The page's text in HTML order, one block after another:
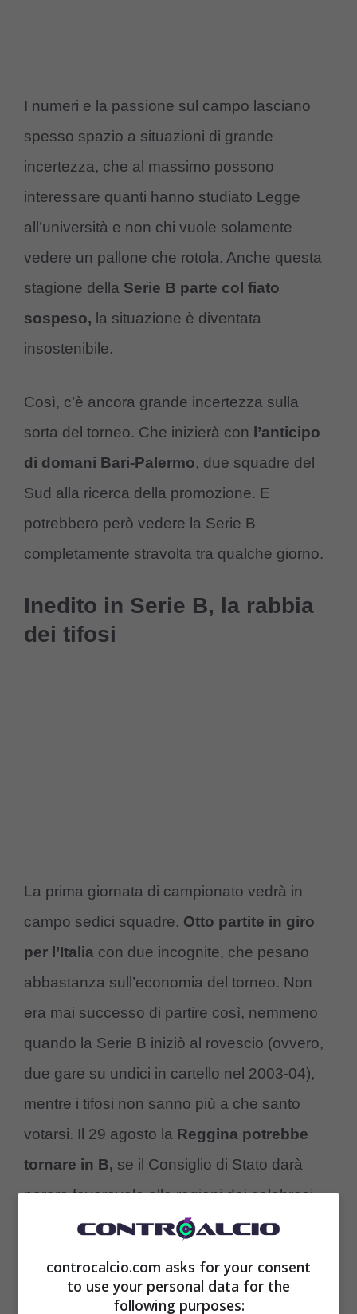
I numeri e la passione sul campo lasciano
spesso spazio a situazioni di grande
incertezza, che al massimo possono
interessare quanti hanno studiato Legge
all’università e non chi vuole solamente
vedere un pallone che rotola. Anche questa
stagione della Serie B parte col fiato
sospeso, la situazione è diventata
insostenibile.
Così, c’è ancora grande incertezza sulla
sorta del torneo. Che inizierà con l’anticipo
di domani Bari-Palermo, due squadre del
Sud alla ricerca della promozione. E
potrebbero però vedere la Serie B
completamente stravolta tra qualche giorno.
Inedito in Serie B, la rabbia
dei tifosi
La prima giornata di campionato vedrà in
campo sedici squadre. Otto partite in giro
per l’Italia con due incognite, che pesano
abbastanza sull’economia del torneo. Non
era mai successo di partire così, nemmeno
quando la Serie B iniziò al rovescio (ovvero,
due gare su undici in cartello nel 2003-04),
mentre i tifosi non sanno più a che santo
votarsi. Il 29 agosto la Reggina potrebbe
tornare in B, se il Consiglio di Stato darà
parere favorevole alle ragioni dei calabresi,
col Brescia spiazzato e unMassimo Cellino
giornate di campionati (e nel giorno
controcalcio.com asks for your consent
to use your personal data for the
following purposes: